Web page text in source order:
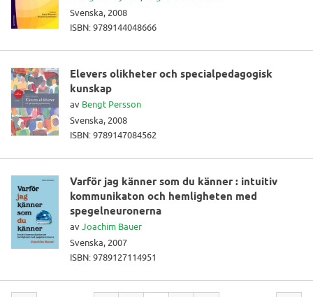
Svenska, 2008
ISBN: 9789144048666
Elevers olikheter och specialpedagogisk
kunskap
av Bengt Persson
Svenska, 2008
ISBN: 9789147084562
Varför jag känner som du känner : intuitiv
kommunikaton och hemligheten med
spegelneuronerna
avJoachim Bauer
Svenska, 2007
ISBN: 9789127114951